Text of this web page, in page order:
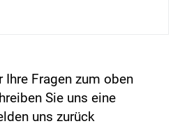
Ihre Fragen zum oben
Sie uns eine
uns zurück